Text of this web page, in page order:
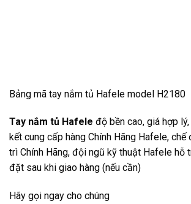
Bảng mã tay nắm tủ Hafele model H2180
Tay nắm tủ Hafele độ bền cao, giá hợp
kết cung cấp hàng Chính Hãng Hafele,
trì Chính Hãng, đội ngũ kỹ thuật Hafele hỗ
đặt sau khi giao hàng (nếu cần)
Hãy gọi ngay cho chúng